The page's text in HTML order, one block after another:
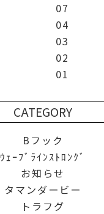
07
04
03
02
01
CATEGORY
Bフック
ｳｪｰﾌﾞﾗｲﾝｽﾄﾛﾝｸﾞ
お知らせ
タマンダービー
トラフグ